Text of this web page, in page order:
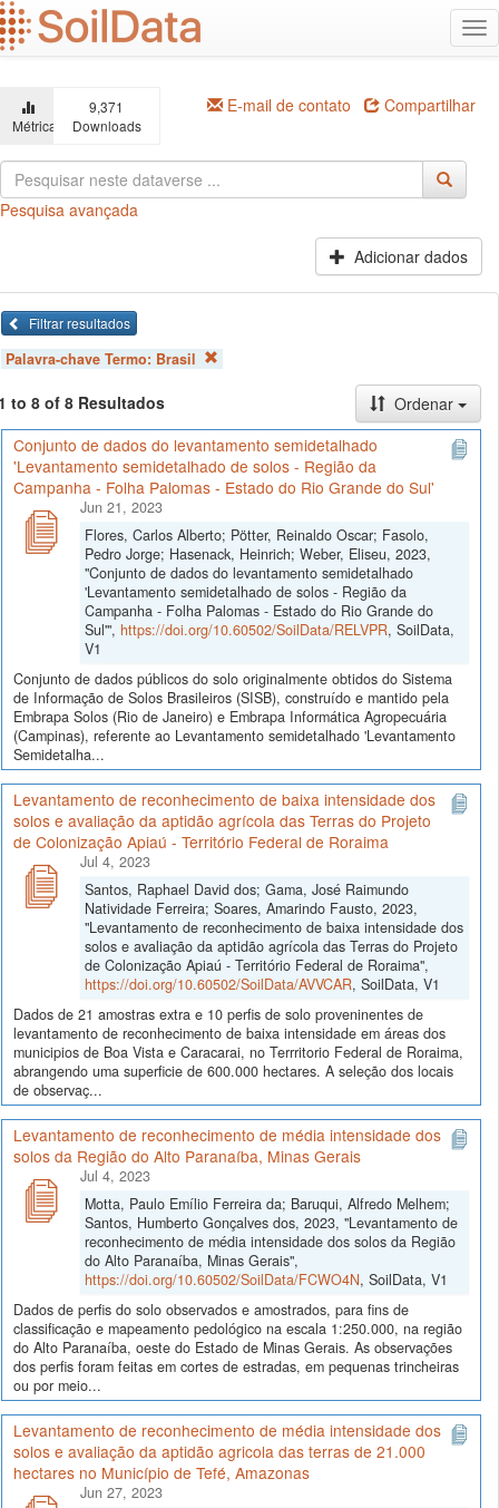
Ir
para
o
principal
Métricas
9,371
Downloads
E-mail de contato Compartilhar
Pesquisa avançada
Adicionar dados
Filtrar resultados
Palavra-chave Termo: Brasil
to 8 of 8 Resultados
Ordenar
Conjunto de dados do levantamento semidetalhado
'Levantamento semidetalhado de solos - Região da
Campanha - Folha Palomas - Estado do Rio Grande do Sul'
Jun 21, 2023
Flores, Carlos Alberto; Pötter, Reinaldo Oscar; Fasolo,
Pedro Jorge; Hasenack, Heinrich; Weber, Eliseu, 2023,
"Conjunto de dados do levantamento semidetalhado
'Levantamento semidetalhado de solos - Região da
Campanha - Folha Palomas - Estado do Rio Grande do
Sul'", https://doi.org/10.60502/SoilData/RELVPR, SoilData,
V1
Conjunto de dados públicos do solo originalmente obtidos do Sistema
de Informação de Solos Brasileiros (SISB), construído e mantido pela
Embrapa Solos (Rio de Janeiro) e Embrapa Informática Agropecuária
(Campinas), referente ao Levantamento semidetalhado 'Levantamento
Semidetalha...
Levantamento de reconhecimento de baixa intensidade dos
solos e avaliação da aptidão agrícola das Terras do Projeto
de Colonização Apiaú - Território Federal de Roraima
Jul 4, 2023
Santos, Raphael David dos; Gama, José Raimundo
Natividade Ferreira; Soares, Amarindo Fausto, 2023,
"Levantamento de reconhecimento de baixa intensidade dos
solos e avaliação da aptidão agrícola das Terras do Projeto
de Colonização Apiaú - Território Federal de Roraima",
https://doi.org/10.60502/SoilData/AVVCAR, SoilData, V1
Dados de 21 amostras extra e 10 perfis de solo proveninentes de
levantamento de reconhecimento de baixa intensidade em áreas dos
municipios de Boa Vista e Caracarai, no Terrritorio Federal de Roraima,
abrangendo uma superficie de 600.000 hectares. A seleção dos locais
de observaç...
Levantamento de reconhecimento de média intensidade dos
solos da Região do Alto Paranaíba, Minas Gerais
Jul 4, 2023
Motta, Paulo Emílio Ferreira da; Baruqui, Alfredo Melhem;
Santos, Humberto Gonçalves dos, 2023, "Levantamento de
reconhecimento de média intensidade dos solos da Região
do Alto Paranaíba, Minas Gerais",
https://doi.org/10.60502/SoilData/FCWO4N, SoilData, V1
Dados de perfis do solo observados e amostrados, para fins de
classificação e mapeamento pedológico na escala 1:250.000, na região
do Alto Paranaíba, oeste do Estado de Minas Gerais. As observações
dos perfis foram feitas em cortes de estradas, em pequenas trincheiras
ou por meio...
Levantamento de reconhecimento de média intensidade dos
solos e avaliação da aptidão agricola das terras de 21.000
hectares no Município de Tefé, Amazonas
Jun 27, 2023